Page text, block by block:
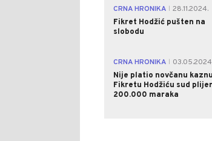
CRNA HRONIKA
28.11.2024.
Fikret Hodžić pušten na
slobodu
CRNA HRONIKA
Nije platio novčanu
Fikretu Hodžiću sud
200.000 maraka